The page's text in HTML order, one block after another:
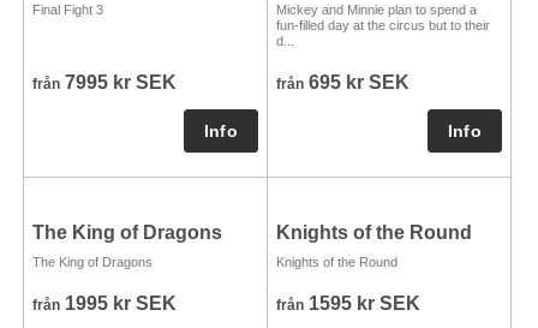
Final Fight 3
från 7995 kr SEK
Mickey and Minnie plan to spend a
fun-filled day at the circus but to their
d...
från 695 kr SEK
The King of Dragons
The King of Dragons
från 1995 kr SEK
Knights of the Round
Knights of the Round
från 1595 kr SEK